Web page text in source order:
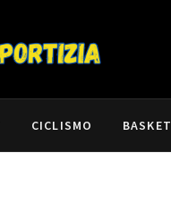
CICLISMO BASKET